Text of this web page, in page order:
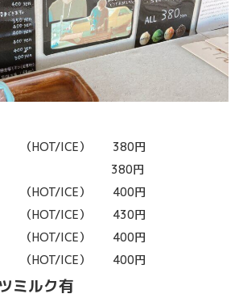
ー （HOT/ICE） 380円
ーヒー 380円
HOT/ICE） 400円
HOT/ICE） 430円
HOT/ICE） 400円
（HOT/ICE） 400円
ミルク有